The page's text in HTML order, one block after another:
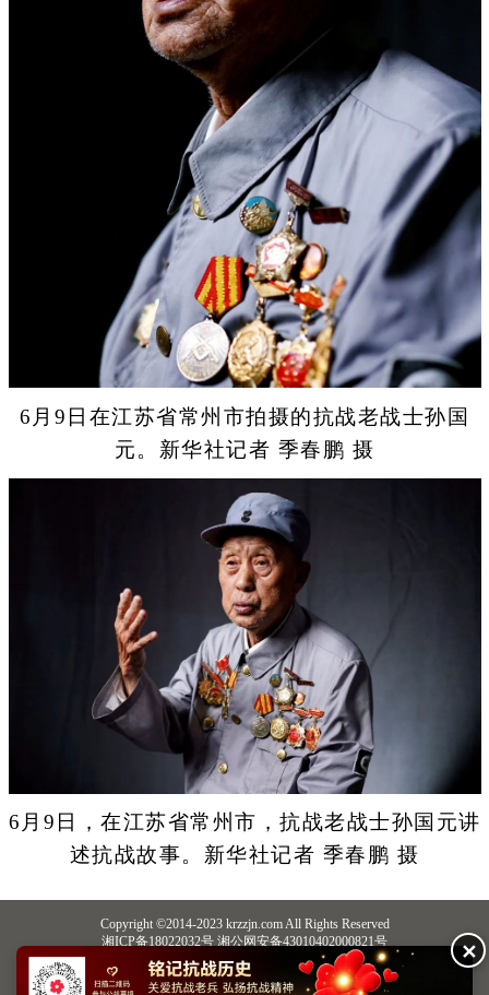
6月9日在江苏省常州市拍摄的抗战老战士孙国
元。新华社记者 季春鹏 摄
6月9日，在江苏省常州市，抗战老战士孙国元讲
述抗战故事。新华社记者 季春鹏 摄
Copyright ©2014-2023 krzzjn.com All Rights Reserved
湘ICP备18022032号 湘公网安备43010402000821号
中央网信办违法和不良信息举报中心
长沙市互联网违法和不良信息举报中心
不良信息举报电话：0731-85531328 19198230121（微信同号）
纠错电话：18182129125 15116420702
✕